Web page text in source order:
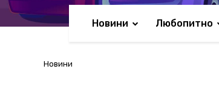
Новини Любопитно
Новини